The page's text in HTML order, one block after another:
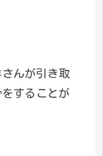
んが引き取
することが